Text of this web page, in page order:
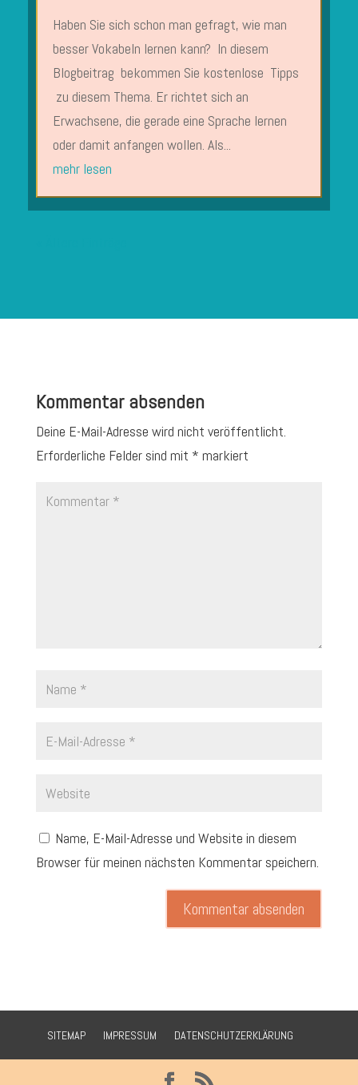
Haben Sie sich schon man gefragt, wie man
besser Vokabeln lernen kann? In diesem
Blogbeitrag bekommen Sie kostenlose Tipps
zu diesem Thema. Er richtet sich an
Erwachsene, die gerade eine Sprache lernen
oder damit anfangen wollen. Als...
mehr lesen
Kommentar absenden
Deine E-Mail-Adresse wird nicht veröffentlicht.
Erforderliche Felder sind mit * markiert
Name, E-Mail-Adresse und Website in diesem
Browser für meinen nächsten Kommentar speichern.
SITEMAP IMPRESSUM DATENSCHUTZERKLÄRUNG